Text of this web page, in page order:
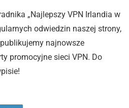
„Najlepszy VPN Irlandia w
odwiedzin naszej strony,
najnowsze
promocyjne sieci VPN. Do